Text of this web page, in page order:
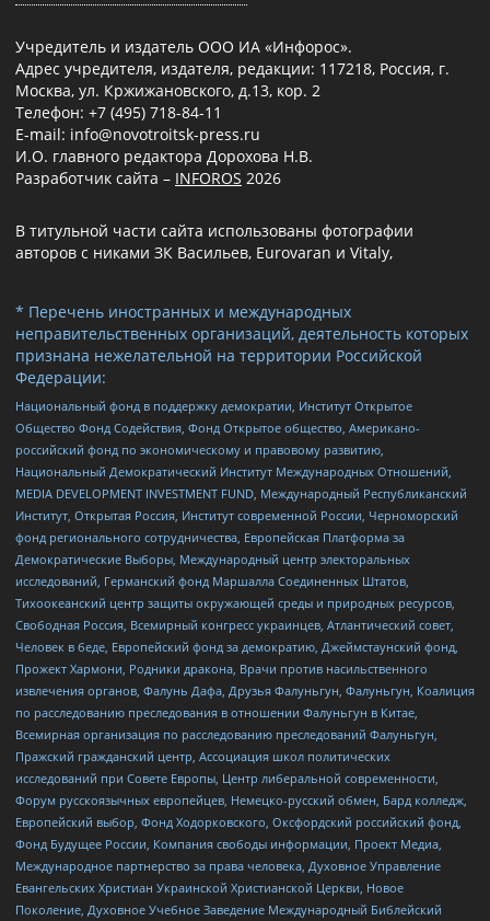
Учредитель и издатель ООО ИА «Инфорос».
Адрес учредителя, издателя, редакции: 117218, Россия, г.
Москва, ул. Кржижановского, д.13, кор. 2
Телефон: +7 (495) 718-84-11
E-mail: info@novotroitsk-press.ru
И.О. главного редактора Дорохова Н.В.
Разработчик сайта – INFOROS 2026
В титульной части сайта использованы фотографии
авторов с никами ЗК Васильев, Eurovaran и Vitaly,
* Перечень иностранных и международных
неправительственных организаций, деятельность которых
признана нежелательной на территории Российской
Федерации:
Национальный фонд в поддержку демократии, Институт Открытое
Общество Фонд Содействия, Фонд Открытое общество, Американо-
российский фонд по экономическому и правовому развитию,
Национальный Демократический Институт Международных Отношений,
MEDIA DEVELOPMENT INVESTMENT FUND, Международный Республиканский
Институт, Открытая Россия, Институт современной России, Черноморский
фонд регионального сотрудничества, Европейская Платформа за
Демократические Выборы, Международный центр электоральных
исследований, Германский фонд Маршалла Соединенных Штатов,
Тихоокеанский центр защиты окружающей среды и природных ресурсов,
Свободная Россия, Всемирный конгресс украинцев, Атлантический совет,
Человек в беде, Европейский фонд за демократию, Джеймстаунский фонд,
Прожект Хармони, Родники дракона, Врачи против насильственного
извлечения органов, Фалунь Дафа, Друзья Фалуньгун, Фалуньгун, Коалиция
по расследованию преследования в отношении Фалуньгун в Китае,
Всемирная организация по расследованию преследований Фалуньгун,
Пражский гражданский центр, Ассоциация школ политических
исследований при Совете Европы, Центр либеральной современности,
Форум русскоязычных европейцев, Немецко-русский обмен, Бард колледж,
Европейский выбор, Фонд Ходорковского, Оксфордский российский фонд,
Фонд Будущее России, Компания свободы информации, Проект Медиа,
Международное партнерство за права человека, Духовное Управление
Евангельских Христиан Украинской Христианской Церкви, Новое
Поколение, Духовное Учебное Заведение Международный Библейский